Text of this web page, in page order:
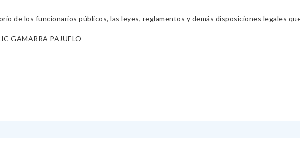
de los funcionarios públicos, las leyes, reglamentos y demás disposiciones legales
GAMARRA PAJUELO